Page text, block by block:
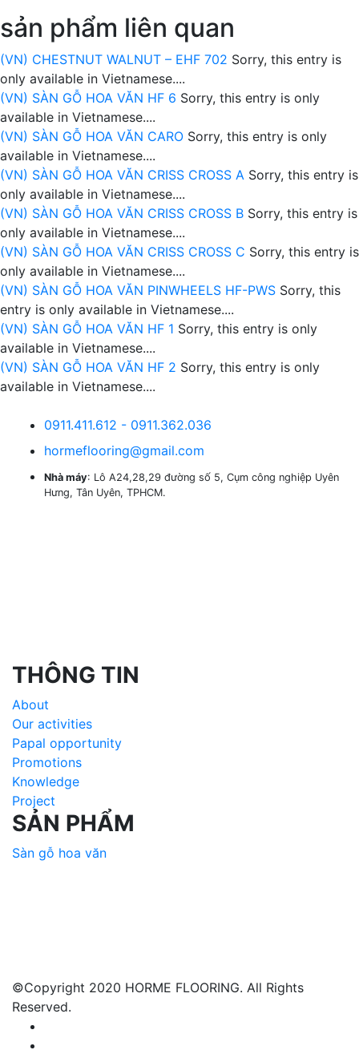
sản phẩm liên quan
(VN) CHESTNUT WALNUT – EHF 702 Sorry, this entry is
only available in Vietnamese....
(VN) SÀN GỖ HOA VĂN HF 6 Sorry, this entry is only
available in Vietnamese....
(VN) SÀN GỖ HOA VĂN CARO Sorry, this entry is only
available in Vietnamese....
(VN) SÀN GỖ HOA VĂN CRISS CROSS A Sorry, this entry is
only available in Vietnamese....
(VN) SÀN GỖ HOA VĂN CRISS CROSS B Sorry, this entry is
only available in Vietnamese....
(VN) SÀN GỖ HOA VĂN CRISS CROSS C Sorry, this entry is
only available in Vietnamese....
(VN) SÀN GỖ HOA VĂN PINWHEELS HF-PWS Sorry, this
entry is only available in Vietnamese....
(VN) SÀN GỖ HOA VĂN HF 1 Sorry, this entry is only
available in Vietnamese....
(VN) SÀN GỖ HOA VĂN HF 2 Sorry, this entry is only
available in Vietnamese....
0911.411.612 - 0911.362.036
hormeflooring@gmail.com
Nhà máy: Lô A24,28,29 đường số 5, Cụm công nghiệp Uyên
Hưng, Tân Uyên, TPHCM.
THÔNG TIN
About
Our activities
Papal opportunity
Promotions
Knowledge
Project
SẢN PHẨM
Sàn gỗ hoa văn
©Copyright 2020 HORME FLOORING. All Rights
Reserved.